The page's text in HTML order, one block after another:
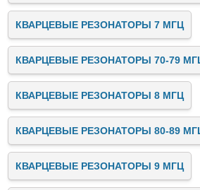
КВАРЦЕВЫЕ РЕЗОНАТОРЫ 7 МГЦ
КВАРЦЕВЫЕ РЕЗОНАТОРЫ 70-79
КВАРЦЕВЫЕ РЕЗОНАТОРЫ 8 МГЦ
КВАРЦЕВЫЕ РЕЗОНАТОРЫ 80-89
КВАРЦЕВЫЕ РЕЗОНАТОРЫ 9 МГЦ